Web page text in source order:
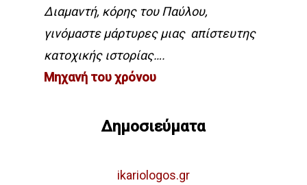
Διαμαντή, κόρης του Παύλου,
γινόμαστε μάρτυρες μιας απίστευτης
κατοχικής ιστορίας….
Μηχανή του χρόνου
Δημοσιεύματα
ikariologos.gr